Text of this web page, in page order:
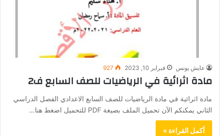
عايش يونس فبراير 10, 2023 927
مادة اثرائية في الرياضيات للصف السابع ف2
مادة اثرائية في مادة الرياضيات للصف السابع الاعدادي الفصل الدراسي
الثاني يمكنكم الآن تحميل الملف بصيغة PDF للتحميل اضغط هنا…
أكمل القراءة »